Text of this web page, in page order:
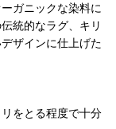
ガニックな染料に
統的なラグ、キリ
ザインに仕上げた
をとる程度で十分